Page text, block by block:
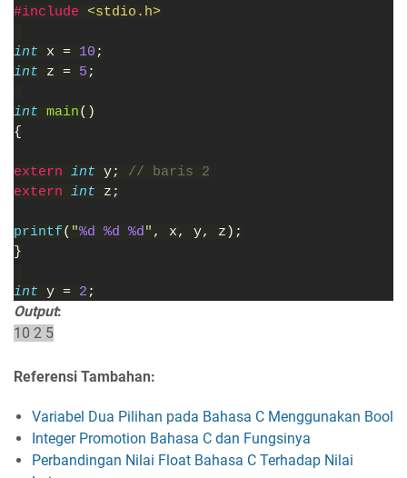
#include <stdio.h>
int x = 10 ;
int z = 5 ;
int main()
{
extern int y; // baris 2
extern int z;
printf( "%d %d %d " , x, y, z);
}
int y = 2 ;
Output:
10 2 5
Referensi Tambahan:
Variabel Dua Pilihan pada Bahasa C Menggunakan Bool
Integer Promotion Bahasa C dan Fungsinya
Perbandingan Nilai Float Bahasa C Terhadap Nilai